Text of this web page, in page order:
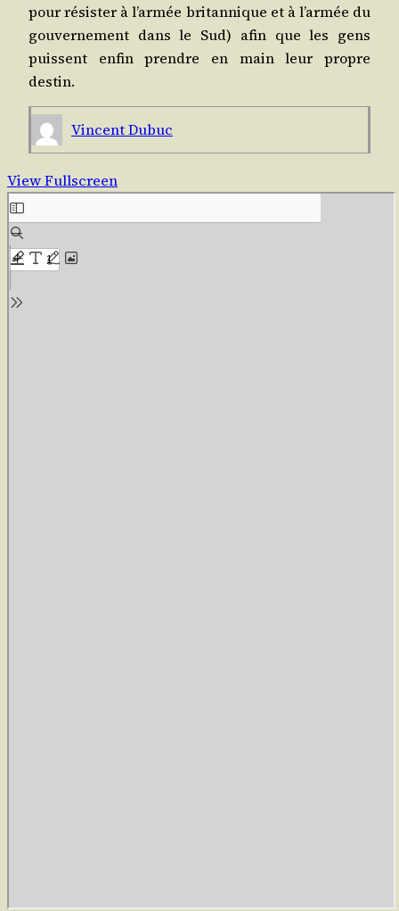
pour résis­ter à l’ar­mée bri­tan­nique et à l’ar­mée du
gou­ver­ne­ment dans le Sud) afin que les gens
puissent enfin prendre en main leur propre
destin.
Vincent Dubuc
View Fullscreen